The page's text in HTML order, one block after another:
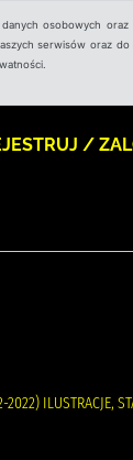
osobowych
serwisów oraz
/
ILUSTRACJE,